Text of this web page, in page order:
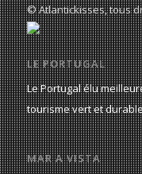
© Atlantickisses, tous
LE PORTUGAL
Le Portugal élu
tourisme vert et
MAR A VISTA